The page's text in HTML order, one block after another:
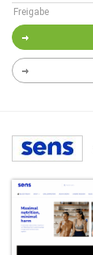
Freigabe